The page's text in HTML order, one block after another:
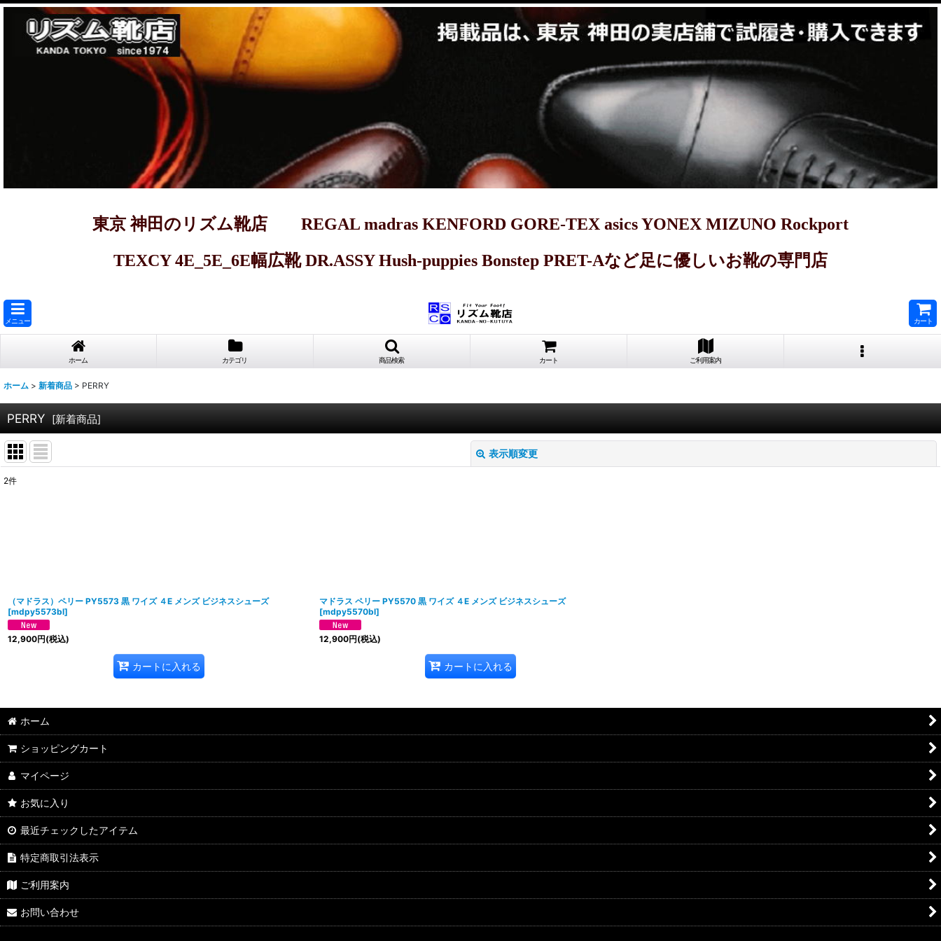
東京 神田のリズム靴店 REGAL madras KENFORD GORE-TEX asics YONEX MIZUNO Rockport
TEXCY 4E_5E_6E幅広靴 DR.ASSY Hush-puppies Bonstep PRET-Aなど足に優しいお靴の専門店
メニュー カート
ホーム カテゴリ 商品検索 カート ご利用案内
ホーム > 新着商品 > PERRY
PERRY [新着商品]
表示順変更
2件
（マドラス）ペリー PY5573 黒 ワイズ ４E メンズ ビジネスシューズ
[mdpy5573bl]
12,900円(税込)
カートに入れる
マドラス ペリー PY5570 黒 ワイズ ４E メンズ ビジネスシューズ
[mdpy5570bl]
12,900円(税込)
カートに入れる
ホーム
ショッピングカート
マイページ
お気に入り
最近チェックしたアイテム
特定商取引法表示
ご利用案内
お問い合わせ